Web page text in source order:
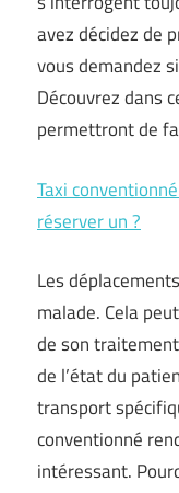
avez décidez de
vous demandez
Découvrez dans
permettront de
Taxi
réserver un ?
Les
malade. Cela
de son
de l’état du
transport
conventionné
intéressant.